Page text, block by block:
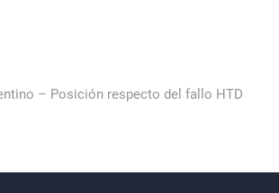
– Posición respecto del fallo HTD